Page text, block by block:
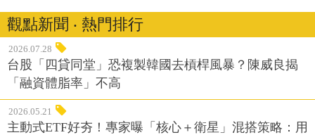
觀點新聞 ‧ 熱門排行
2026.07.28
台股「四貸同堂」恐複製韓國去槓桿風暴？陳威良揭
「融資體脂率」不高
2026.05.21
主動式ETF好夯！專家曝「核心＋衛星」混搭策略：用